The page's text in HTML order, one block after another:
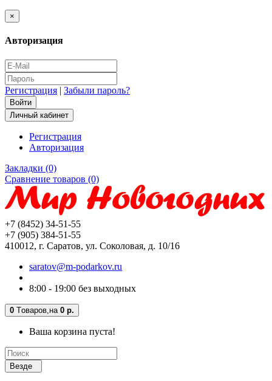
×
Авторизация
Регистрация | Забыли пароль?
Личный кабинет
Регистрация
Авторизация
Закладки (0)
Сравнение товаров (0)
+7 (8452) 34-51-55
+7 (905) 384-51-55
410012, г. Саратов, ул. Соколовая, д. 10/16
saratov@m-podarkov.ru
8:00 - 19:00 без выходных
0 Tоваров, на 0 р.
Ваша корзина пуста!
Везде